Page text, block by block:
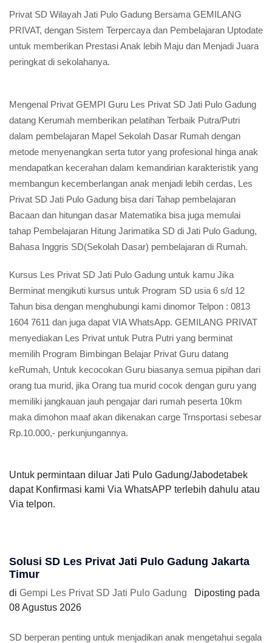
Privat SD Wilayah Jati Pulo Gadung Bersama GEMILANG
PRIVAT, dengan Sistem Terpercaya dan Pembelajaran Uptodate
untuk memberikan Prestasi Anak lebih Maju dan Menjadi Juara
peringkat di sekolahanya.
Mengenal Privat GEMPI Guru Les Privat SD Jati Pulo Gadung
datang Kerumah memberikan pelatihan Terbaik Putra/Putri
dalam pembelajaran Mapel Sekolah Dasar Rumah dengan
metode menyenangkan serta tutor yang profesional hinga anak
mendapatkan kecerahan dalam kemandirian karakteristik yang
membangun kecemberlangan anak menjadi lebih cerdas, Les
Privat SD Jati Pulo Gadung bisa dari Tahap pembelajaran
Bacaan dan hitungan dasar Matematika bisa juga memulai
tahap Pembelajaran Hitung Jarimatika SD di Jati Pulo Gadung,
Bahasa Inggris SD(Sekolah Dasar) pembelajaran di Rumah.
Kursus Les Privat SD Jati Pulo Gadung untuk kamu Jika
Berminat mengikuti kursus untuk Program SD usia 6 s/d 12
Tahun bisa dengan menghubungi kami dinomor Telpon : 0813
1604 7611 dan juga dapat VIA WhatsApp. GEMILANG PRIVAT
menyediakan Les Privat untuk Putra Putri yang berminat
memilih Program Bimbingan Belajar Privat Guru datang
keRumah, Untuk kecocokan Guru biasanya semua pipihan dari
orang tua murid, jika Orang tua murid cocok dengan guru yang
memiliki jangkauan jauh pengajar dari rumah peserta 10km
maka dimohon maaf akan dikenakan carge Trnsportasi sebesar
Rp.10.000,- perkunjungannya.
Untuk permintaan diluar Jati Pulo Gadung/Jabodetabek
dapat Konfirmasi kami Via WhatsAPP terlebih dahulu atau
Via telpon.
Solusi SD Les Privat Jati Pulo Gadung Jakarta
Timur
di Gempi Les Privat SD Jati Pulo Gadung
Diposting pada
08 Agustus 2026
SD berperan penting untuk menjadikan anak mengetahui segala